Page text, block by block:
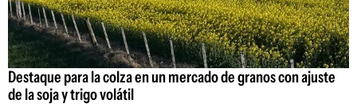
Destaque para la colza en un mercado de granos con ajuste
de la soja y trigo volátil